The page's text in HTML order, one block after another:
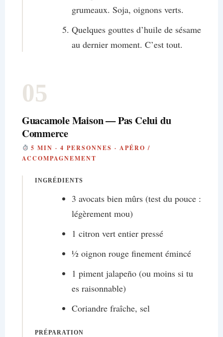
grumeaux. Soja, oignons verts.
Quelques gouttes d’huile de sésame
au dernier moment. C’est tout.
05
Guacamole Maison — Pas Celui du
Commerce
5 MIN · 4 PERSONNES · APÉRO /
ACCOMPAGNEMENT
INGRÉDIENTS
3 avocats bien mûrs (test du pouce :
légèrement mou)
1 citron vert entier pressé
½ oignon rouge finement émincé
1 piment jalapeño (ou moins si tu
es raisonnable)
Coriandre fraîche, sel
PRÉPARATION